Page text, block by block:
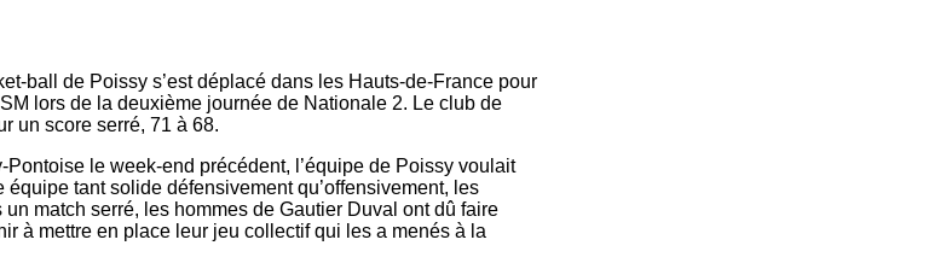
ball de Poissy s’est déplacé dans les Hauts-de-France pour
lors de la deuxième journée de Nationale 2. Le club de
un score serré, 71 à 68.
le week-end précédent, l’équipe de Poissy voulait
équipe tant solide défensivement ­qu’offensivement, les
match serré, les hommes de Gautier Duval ont dû faire
à mettre en place leur jeu collectif qui les a menés à la